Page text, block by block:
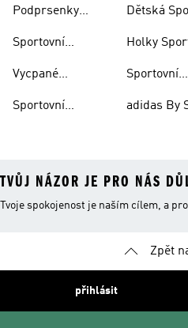
Outlet
Podprsenky
Velikosti
Sportovní
Kompresní
Vycpané
Sportovní
Dětská
Holky
Sportovní
adidas By
TVŮJ NÁZOR JE PRO NÁS
Tvoje spokojenost je naším cílem, a
Zpět
přihlásit